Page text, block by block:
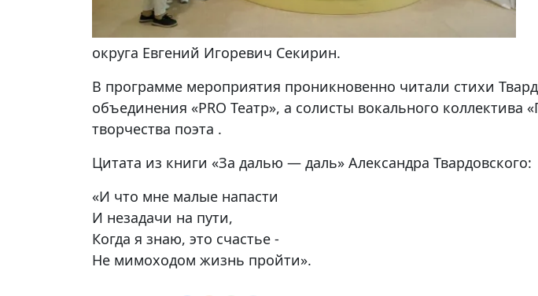
округа Евгений Игоревич Секирин.
В программе мероприятия проникновенно читали стихи
объединения «PRO Театр», а солисты вокального
творчества поэта .
Цитата из книги «За далью — даль» Александра Твардовского:
«И что мне малые напасти
И незадачи на пути,
Когда я знаю, это счастье -
Не мимоходом жизнь пройти».